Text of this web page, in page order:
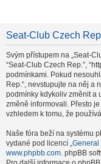
Seat-Club Czech
Svým přístupem na „Seat-
“Seat-Club Czech Rep.”,
podmínkami. Pokud
Rep.“, nevstupujte na něj a
podmínky kdykoliv změnit a
změně informovali. Přesto
vzhledem k tomu, že
Naše fóra beží na systému
vydané pod licencí „General
www.phpbb.com. phpBB